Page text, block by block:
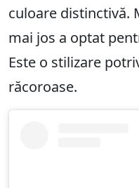
culoare distinctivă.
mai jos a optat
Este o stilizare
răcoroase.